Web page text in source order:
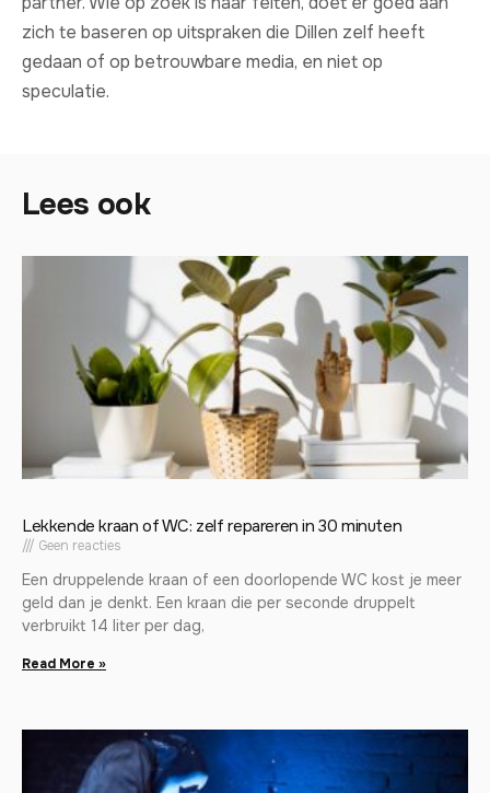
zich te baseren op uitspraken die Dillen zelf heeft
gedaan of op betrouwbare media, en niet op
speculatie.
Lees ook
Lekkende kraan of WC: zelf repareren in 30 minuten
Geen reacties
Een druppelende kraan of een doorlopende WC kost je meer
geld dan je denkt. Een kraan die per seconde druppelt
verbruikt 14 liter per dag,
Read More »